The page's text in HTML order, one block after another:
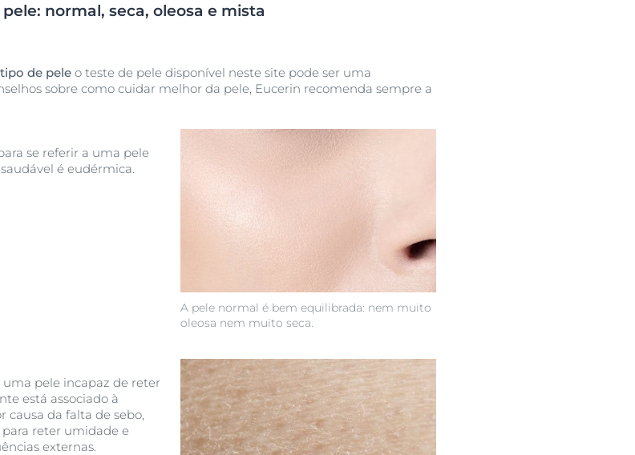
normal, seca, oleosa e mista
de pele o teste de pele disponível neste site pode ser uma
sobre como cuidar melhor da pele, Eucerin recomenda sempre a
A pele normal é bem equilibrada: nem muito
oleosa nem muito seca.
se referir a uma pele
é eudérmica.
uma pele incapaz de reter
está associado à
causa da falta de sebo,
para reter umidade e
externas.